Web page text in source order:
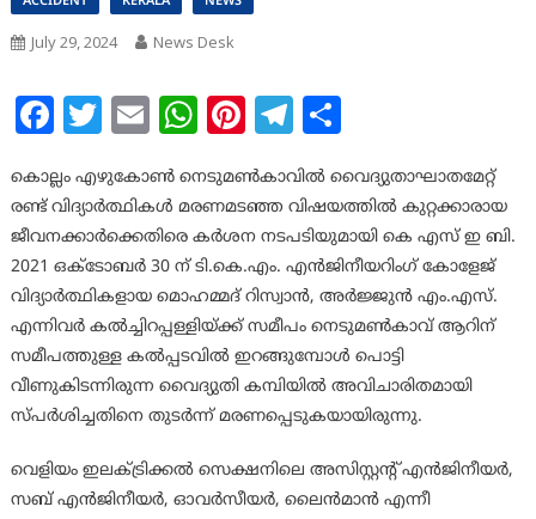
July 29, 2024 News Desk
Facebook
Twitter
EmailWhatsApp
Pinterest
Telegram
Share
കൊല്ലം എഴുകോണ്‍ നെടുമണ്‍കാവിൽ വൈദ്യുതാഘാതമേറ്റ്
രണ്ട് വിദ്യാർത്ഥികൾ മരണമടഞ്ഞ വിഷയത്തിൽ കുറ്റക്കാരായ
ജീവനക്കാർക്കെതിരെ കർശന നടപടിയുമായി കെ എസ് ഇ ബി.
2021 ഒക്ടോബർ 30 ന് ടി.കെ.എം. എന്‍‍ജിനീയറിംഗ് കോളേജ്
വിദ്യാർത്ഥികളായ മൊഹമ്മദ് റിസ്വാന്‍, അര്‍ജ്ജുന്‍ എം.എസ്.
എന്നിവർ കല്‍‍ച്ചിറപ്പള്ളിയ്ക്ക് സമീപം നെടുമണ്‍കാവ് ആറിന്
സമീപത്തുള്ള കല്‍‍പ്പടവില്‍ ഇറങ്ങുമ്പോൾ പൊട്ടി
വീണുകിടന്നിരുന്ന വൈദ്യുതി കമ്പിയില്‍ അവിചാരിതമായി
സ്പര്‍ശിച്ചതിനെ തുടര്‍ന്ന് മരണപ്പെടുകയായിരുന്നു.
വെളിയം ഇലക്ട്രിക്കല്‍ സെക്ഷനിലെ അസിസ്റ്റന്റ് എന്‍‍ജിനീയര്‍,
സബ് എന്‍‍ജിനീയര്‍, ഓവര്‍സീയര്‍, ലൈന്‍മാന്‍ എന്നീ